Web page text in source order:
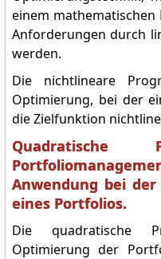
einem
Anforderungen durch
werden.
Die nichtlineare
Optimierung, bei der
die Zielfunktion
Quadratische
Anwendung bei
eines Portfolios.
Die quadratische
Optimierung der